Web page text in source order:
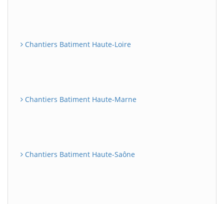
Chantiers Batiment Haute-Loire
Chantiers Batiment Haute-Marne
Chantiers Batiment Haute-Saône